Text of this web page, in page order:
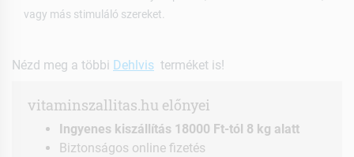
vagy más stimuláló szereket.
Nézd meg a többi Dehlvis terméket is!
vitaminszallitas.hu előnyei
Ingyenes kiszállítás 18000 Ft-tól 8 kg alatt
Biztonságos online fizetés